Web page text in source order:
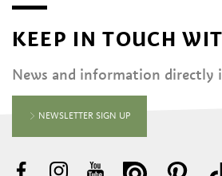
KEEP IN TOUCH
News and information directly
NEWSLETTER SIGN UP